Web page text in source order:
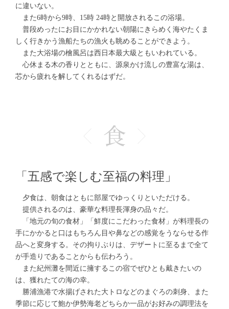
に違いない。
また6時から9時、15時 24時と開放されるこの浴場。
普段めったにお目にかかれない朝陽にきらめく海やたくま
しく行きかう漁船たちの漁火も眺めることができよう。
また大浴場の檜風呂は西日本最大級ともいわれている。
心休まる木の香りとともに、源泉かけ流しの豊富な湯は、
芯から疲れを解してくれるはずだ。
「五感で楽しむ至福の料理」
夕食は、朝食はともに部屋でゆっくりといただける。
提供されるのは、豪華な料理長渾身の品々だ。
「地元の旬の食材」「鮮度にこだわった食材」が料理長の
手にかかると口はもちろん目や鼻などの感覚をうならせる作
品へと変身する。その拘りぶりは、デザートに至るまで全て
が手造りであることからも伝わろう。
また紀州灘を間近に擁するこの宿でぜひとも戴きたいの
は、獲れたての海の幸。
勝浦漁港で水揚げされた大トロなどのまぐろの刺身、また
季節に応じて鮑か伊勢海老どちらか一品がお好みの調理法を